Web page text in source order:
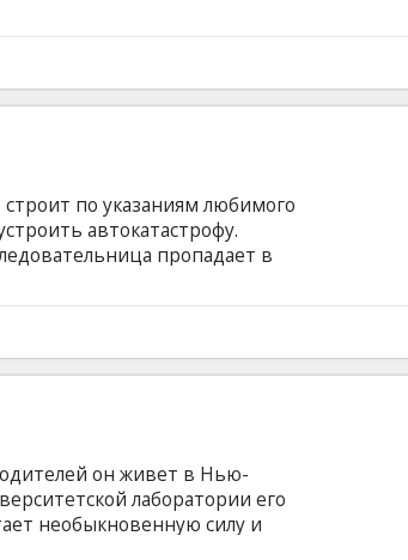
портал в загробный
времени, когда кто-то
демон вернется, чтобы
ознакомиться с
фильма.
по указаниям любимого
автокатастрофу.
пропадает в
культа, завязанного на сексе
девушку, способную
с субтитрами на
он живет в Нью-
лаборатории его
необыкновенную силу и